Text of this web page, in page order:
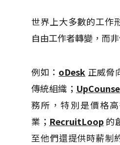
世界上大多數的工作
自由工作者轉變，而
例如： oDesk 正威脅
傳統組織；
務所，特別是價格
業； RecruitLoop 的
至他們還提供時薪制